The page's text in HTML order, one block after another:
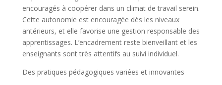
encouragés à coopérer dans un climat de travail serein.
Cette autonomie est encouragée dès les niveaux
antérieurs, et elle favorise une gestion responsable des
apprentissages. L’encadrement reste bienveillant et les
enseignants sont très attentifs au suivi individuel.
Des pratiques pédagogiques variées et innovantes